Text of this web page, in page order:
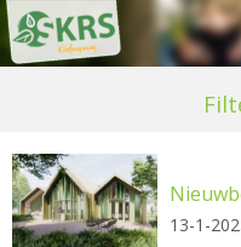
13-1-